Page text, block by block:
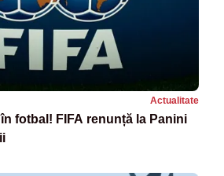
Actualitate
fotbal! FIFA renunță la Panini